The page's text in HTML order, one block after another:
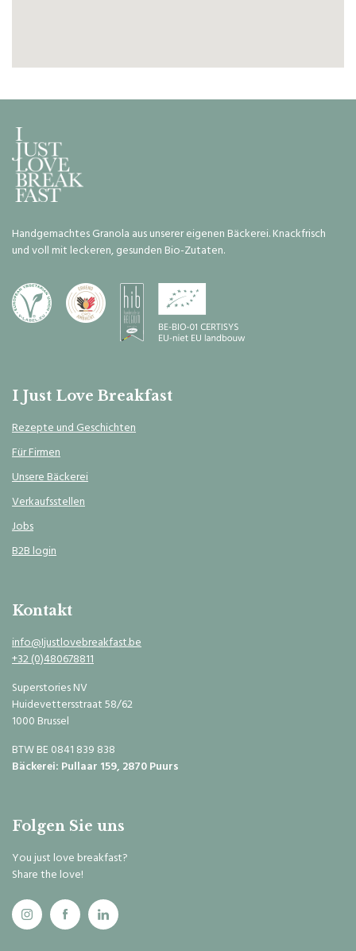
Handgemachtes Granola aus unserer eigenen Bäckerei. Knackfrisch
und voll mit leckeren, gesunden Bio-Zutaten.
I Just Love Breakfast
Rezepte und Geschichten
Für Firmen
Unsere Bäckerei
Verkaufsstellen
Jobs
B2B login
Kontakt
info@Ijustlovebreakfast.be
+32 (0)480678811
Superstories NV
Huidevettersstraat 58/62
1000 Brussel
BTW BE 0841 839 838
Bäckerei: Pullaar 159, 2870 Puurs
Folgen Sie uns
You just love breakfast?
Share the love!